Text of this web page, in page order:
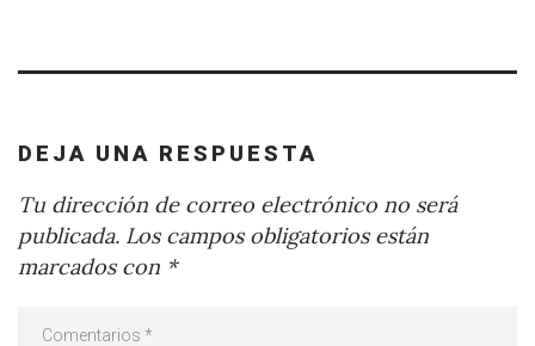
DEJA UNA RESPUESTA
Tu dirección de correo electrónico no será
publicada. Los campos obligatorios están
marcados con *